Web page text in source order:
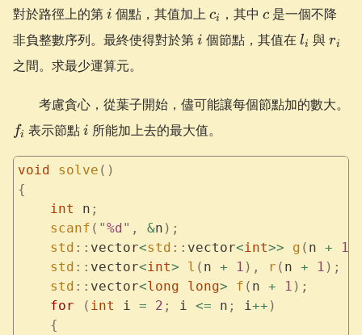
對於路徑上的第i
i 個點，其值加上 c_i
ci ，其中 c
c 是一個不降
非負整數序列。最終使得對於第i
i 個節點，其值在 l_i
li 與r_i
ri
之間。求最少運算元。
考慮貪心，從葉子開始，儘可能讓每個節點加的數大。
fi 表示節點i
i 所能加上去的最大值。
void solve ()
{
    int
n ;
    scanf
( "%d" , &n );
    std
:: vector<std :: vector<int>> g ( n + 1
    std
:: vector<int> l ( n + 1 ), r ( n + 1 );
    std
:: vector<long long> f ( n + 1 );
    for
( int i = 2 ; i <= n ; i++ )
    {